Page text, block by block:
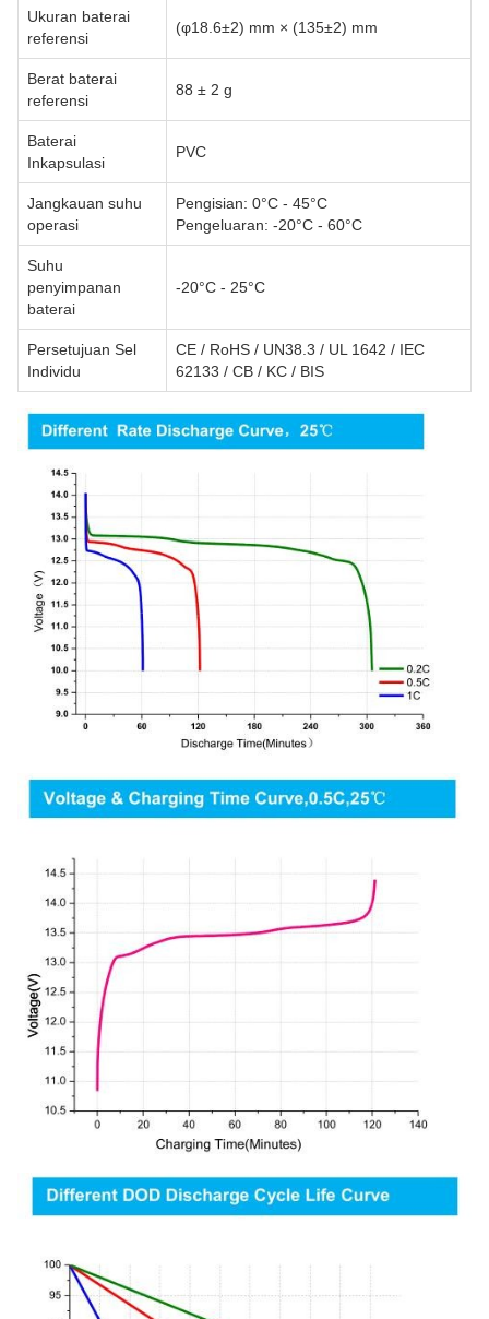
Ukuran baterai
referensi
(φ18.6±2) mm × (135±2) mm
Berat baterai
referensi
88 ± 2 g
Baterai
Inkapsulasi
PVC
Jangkauan suhu
operasi
Pengisian: 0°C - 45°C
Pengeluaran: -20°C - 60°C
Suhu
penyimpanan
baterai
-20°C - 25°C
Persetujuan Sel
Individu
CE / RoHS / UN38.3 / UL 1642 / IEC
62133 / CB / KC / BIS